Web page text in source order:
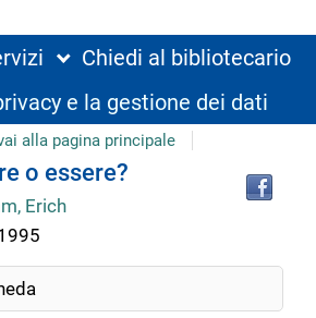
Chiedi al bibliotecario
e la gestione dei dati
alla pagina principale
o essere?
Erich